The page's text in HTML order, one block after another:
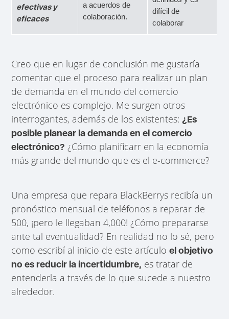
efectivas y
eficaces
a acuerdos de
colaboración.
difícil de
colaborar
Creo que en lugar de conclusión me gustaría
comentar que el proceso para realizar un plan
de demanda en el mundo del comercio
electrónico es complejo. Me surgen otros
interrogantes, además de los existentes: ¿Es
posible planear la demanda en el comercio
electrónico? ¿Cómo planificarr en la economía
más grande del mundo que es el e-commerce?
Una empresa que repara BlackBerrys recibía un
pronóstico mensual de teléfonos a reparar de
500, ¡pero le llegaban 4,000! ¿Cómo prepararse
ante tal eventualidad? En realidad no lo sé, pero
como escribí al inicio de este artículoel objetivo
no es reducir la incertidumbre, es tratar de
entenderla a través de lo que sucede a nuestro
alrededor.